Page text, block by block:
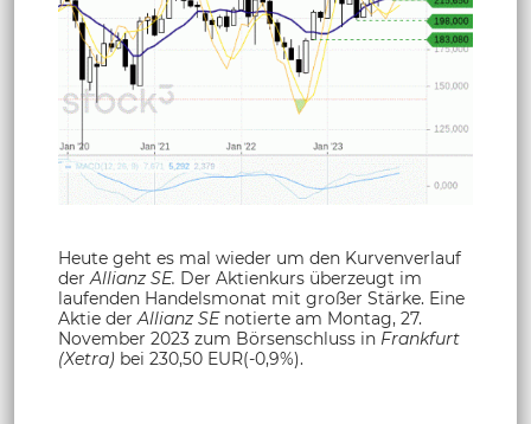
Heute geht es mal wieder um den Kurvenverlauf
derAllianz SE. Der Aktienkurs überzeugt im
laufenden Handelsmonat mit großer Stärke. Eine
Aktie derAllianz SE notierte am Montag, 27.
November 2023 zum Börsenschluss in Frankfurt
(Xetra) bei 230,50 EUR(-0,9%).